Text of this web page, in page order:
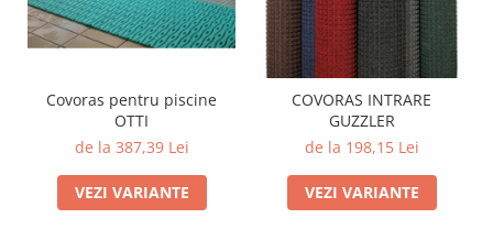
Covoras pentru piscine
OTTI
de la 387,39 Lei
VEZI VARIANTE
COVORAS INTRARE
GUZZLER
de la 198,15 Lei
VEZI VARIANTE